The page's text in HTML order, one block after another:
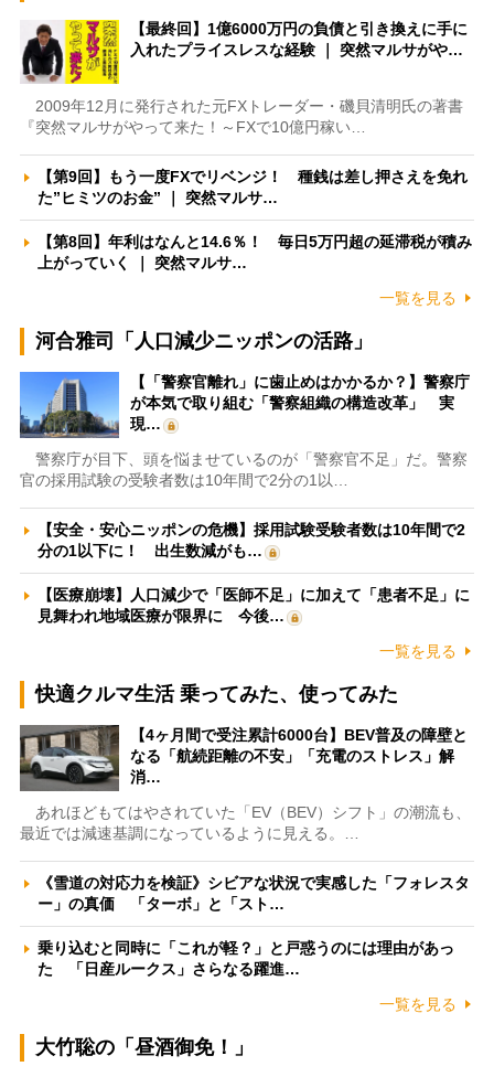
【最終回】1億6000万円の負債と引き換えに手に
入れたプライスレスな経験 ｜ 突然マルサがや…
2009年12月に発行された元FXトレーダー・磯貝清明氏の著書
『突然マルサがやって来た！～FXで10億円稼い…
【第9回】もう一度FXでリベンジ！ 種銭は差し押さえを免れ
た”ヒミツのお金” ｜ 突然マルサ…
【第8回】年利はなんと14.6％！ 毎日5万円超の延滞税が積み
上がっていく ｜ 突然マルサ…
一覧を見る
河合雅司「人口減少ニッポンの活路」
【「警察官離れ」に歯止めはかかるか？】警察庁
が本気で取り組む「警察組織の構造改革」 実
現…
警察庁が目下、頭を悩ませているのが「警察官不足」だ。警察
官の採用試験の受験者数は10年間で2分の1以…
【安全・安心ニッポンの危機】採用試験受験者数は10年間で2
分の1以下に！ 出生数減がも…
【医療崩壊】人口減少で「医師不足」に加えて「患者不足」に
見舞われ地域医療が限界に 今後…
一覧を見る
快適クルマ生活 乗ってみた、使ってみた
【4ヶ月間で受注累計6000台】BEV普及の障壁と
なる「航続距離の不安」「充電のストレス」解
消…
あれほどもてはやされていた「EV（BEV）シフト」の潮流も、
最近では減速基調になっているように見える。…
《雪道の対応力を検証》シビアな状況で実感した「フォレスタ
ー」の真価 「ターボ」と「スト…
乗り込むと同時に「これが軽？」と戸惑うのには理由があっ
た 「日産ルークス」さらなる躍進…
一覧を見る
大竹聡の「昼酒御免！」